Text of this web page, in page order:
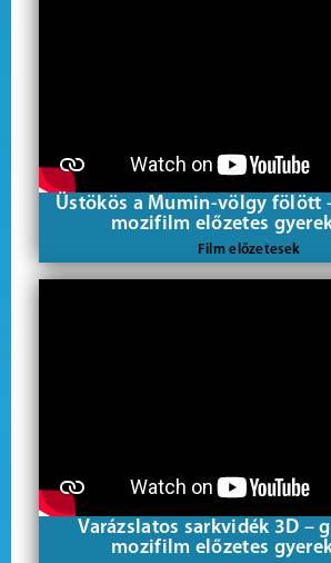
Üstökös a Mumin-völgy fölött
mozifilm előzetes
Film előzetesek
Varázslatos sarkvidék 3D –
mozifilm előzetes